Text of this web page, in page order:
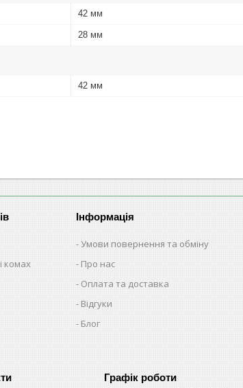
42 мм
28 мм
42 мм
комах
Інформація
Умови повернення та обміну
Про нас
Оплата та доставка
Відгуки
Блог
Графік роботи